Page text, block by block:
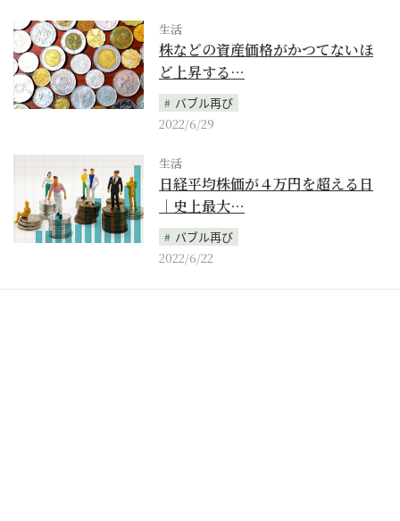
生活
株などの資産価格がかつてないほ
ど上昇する…
バブル再び
2022/6/29
生活
日経平均株価が４万円を超える日
｜史上最大…
バブル再び
2022/6/22